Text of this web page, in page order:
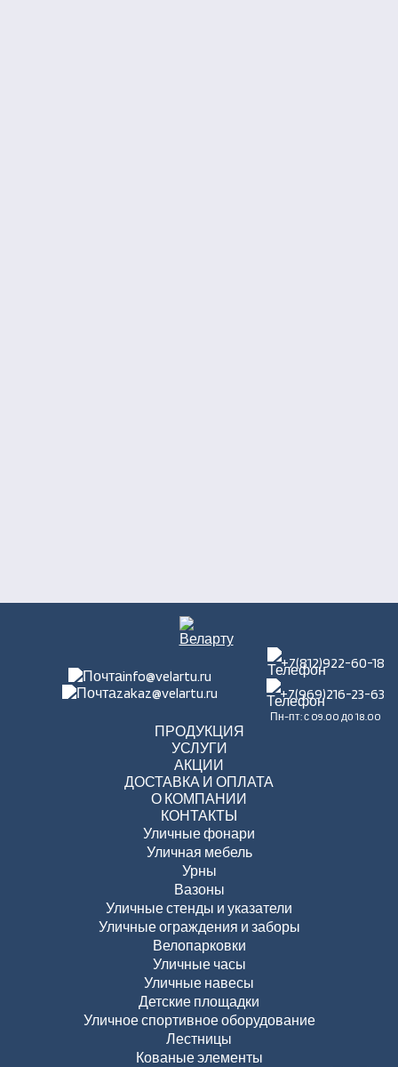
info@velartu.ru
zakaz@velartu.ru
+7(812)922-60-18
+7(969)216-23-63
Пн-пт: с 09.00 до 18.00
ПРОДУКЦИЯ
УСЛУГИ
АКЦИИ
ДОСТАВКА И ОПЛАТА
О КОМПАНИИ
КОНТАКТЫ
Уличные фонари
Уличная мебель
Урны
Вазоны
Уличные стенды и указатели
Уличные ограждения и заборы
Велопарковки
Уличные часы
Уличные навесы
Детские площадки
Уличное спортивное оборудование
Лестницы
Кованые элементы